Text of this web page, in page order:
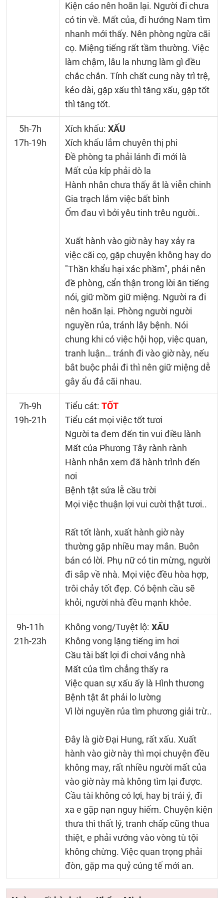
Kiện cáo nên hoãn lại. Người đi chưa
có tin về. Mất của, đi hướng Nam tìm
nhanh mới thấy. Nên phòng ngừa cãi
cọ. Miệng tiếng rất tầm thường. Việc
làm chậm, lâu la nhưng làm gì đều
chắc chắn. Tính chất cung này trì trệ,
kéo dài, gặp xấu thì tăng xấu, gặp tốt
thì tăng tốt.
5h-7h
17h-19h
Xích khẩu: XẤU
Xích khẩu lắm chuyên thị phi
Đề phòng ta phải lánh đi mới là
Mất của kíp phải dò la
Hành nhân chưa thấy ắt là viễn chinh
Gia trạch lắm việc bất bình
Ốm đau vì bởi yêu tinh trêu người..
Xuất hành vào giờ này hay xảy ra
việc cãi cọ, gặp chuyện không hay do
"Thần khẩu hại xác phầm", phải nên
đề phòng, cẩn thận trong lời ăn tiếng
nói, giữ mồm giữ miệng. Người ra đi
nên hoãn lại. Phòng người người
nguyền rủa, tránh lây bệnh. Nói
chung khi có việc hội họp, việc quan,
tranh luận… tránh đi vào giờ này, nếu
bắt buộc phải đi thì nên giữ miệng dễ
gây ẩu đả cãi nhau.
7h-9h
19h-21h
Tiểu cát: TỐT
Tiểu cát mọi việc tốt tươi
Người ta đem đến tin vui điều lành
Mất của Phương Tây rành rành
Hành nhân xem đã hành trình đến
nơi
Bệnh tật sửa lễ cầu trời
Mọi việc thuận lợi vui cười thật tươi..
Rất tốt lành, xuất hành giờ này
thường gặp nhiều may mắn. Buôn
bán có lời. Phụ nữ có tin mừng, người
đi sắp về nhà. Mọi việc đều hòa hợp,
trôi chảy tốt đẹp. Có bệnh cầu sẽ
khỏi, người nhà đều mạnh khỏe.
9h-11h
21h-23h
Không vong/Tuyệt lộ: XẤU
Không vong lặng tiếng im hơi
Cầu tài bất lợi đi chơi vắng nhà
Mất của tìm chẳng thấy ra
Việc quan sự xấu ấy là Hình thương
Bệnh tật ắt phải lo lường
Vì lời nguyền rủa tìm phương giải trừ..
Đây là giờ Đại Hung, rất xấu. Xuất
hành vào giờ này thì mọi chuyện đều
không may, rất nhiều người mất của
vào giờ này mà không tìm lại được.
Cầu tài không có lợi, hay bị trái ý, đi
xa e gặp nạn nguy hiểm. Chuyện kiện
thưa thì thất lý, tranh chấp cũng thua
thiệt, e phải vướng vào vòng tù tội
không chừng. Việc quan trọng phải
đòn, gặp ma quỷ cúng tế mới an.